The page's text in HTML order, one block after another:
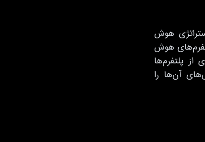
هوش
هوش
پلتفرم‌ها
آن‌ها را